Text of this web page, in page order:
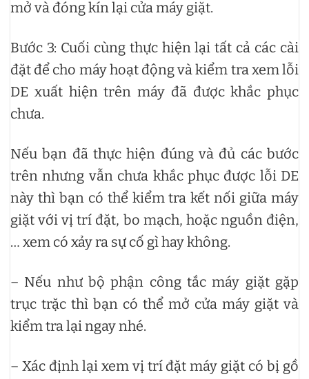
mở và đóng kín lại cửa máy giặt.
Bước 3: Cuối cùng thực hiện lại tất cả các cài
đặt để cho máy hoạt động và kiểm tra xem lỗi
DE xuất hiện trên máy đã được khắc phục
chưa.
Nếu bạn đã thực hiện đúng và đủ các bước
trên nhưng vẫn chưa khắc phục được lỗi DE
này thì bạn có thể kiểm tra kết nối giữa máy
giặt với vị trí đặt, bo mạch, hoặc nguồn điện,
… xem có xảy ra sự cố gì hay không.
– Nếu như bộ phận công tắc máy giặt gặp
trục trặc thì bạn có thể mở cửa máy giặt và
kiểm tra lại ngay nhé.
– Xác định lại xem vị trí đặt máy giặt có bị gồ